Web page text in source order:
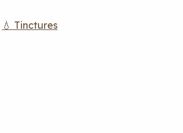
💧 Tinctures